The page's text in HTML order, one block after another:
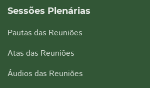
Sessões Plenárias
Pautas das Reuniões
Atas das Reuniões
Áudios das Reuniões